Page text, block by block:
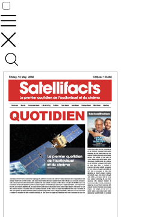
Contrôler vos données